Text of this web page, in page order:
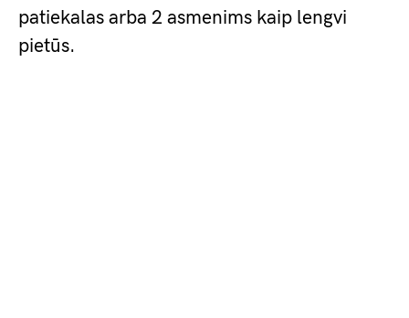
patiekalas arba 2 asmenims kaip lengvi
pietūs.